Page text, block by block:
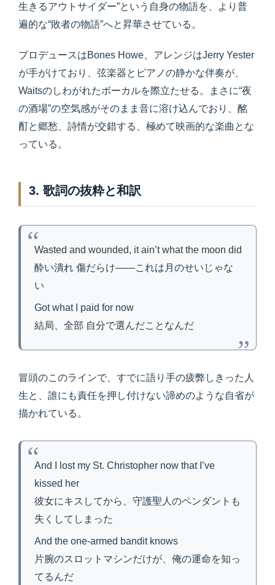
生きるアウトサイダー”という自身の物語を、より普
遍的な“敗者の物語”へと昇華させている。
プロデュースはBones Howe、アレンジはJerry Yester
が手がけており、弦楽器とピアノの静かな伴奏が、
Waitsのしわがれたボーカルを際立たせる。まさに“夜
の酒場”の空気感がそのまま音に溶け込んでおり、酩
酊と郷愁、詩情が交錯する、極めて映画的な楽曲とな
っている。
3. 歌詞の抜粋と和訳
Wasted and wounded, it ain’t what the moon did
酔い潰れ 傷だらけ――これは月のせいじゃな
い
Got what I paid for now
結局、全部 自分で選んだことなんだ
冒頭のこのラインで、すでに語り手の疲弊しきった人
生と、誰にも責任を押し付けない諦めのような自省が
描かれている。
And I lost my St. Christopher now that I’ve
kissed her
彼女にキスしてから、守護聖人のペンダントも
失くしてしまった
And the one-armed bandit knows
片腕のスロットマシンだけが、俺の運命を知っ
てるんだ